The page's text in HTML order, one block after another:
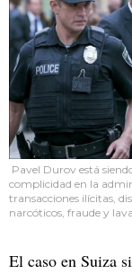
Pavel Durov está
complicidad en la
transacciones ilícitas,
narcóticos, fraude y
El caso en Suiza